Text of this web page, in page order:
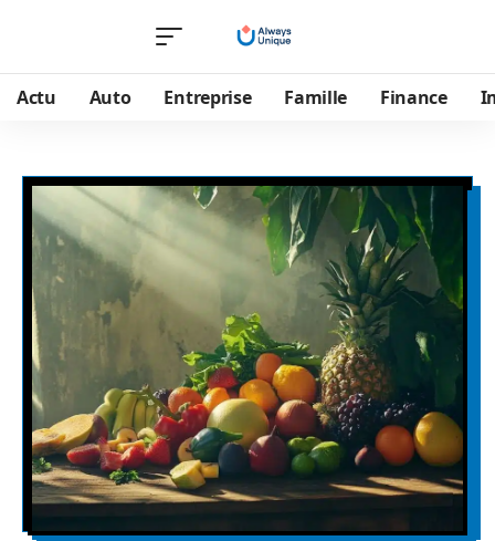
Actu Auto Entreprise Famille Finance